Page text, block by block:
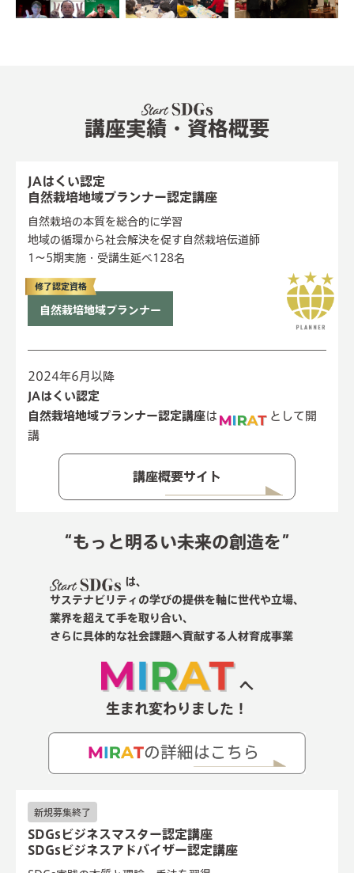
講座実績・資格概要
JAはくい認定
自然栽培地域プランナー認定講座
自然栽培の本質を総合的に学習
地域の循環から社会解決を促す自然栽培伝道師
1〜5期実施・受講生延べ128名
修了認定資格
自然栽培地域プランナー
2024年6月以降
JAはくい認定
自然栽培地域プランナー認定講座は
として開
講
講座概要サイト
“もっと明るい未来の創造を”
は、
サステナビリティの学びの提供を軸に世代や立場、
業界を超えて手を取り合い、
さらに具体的な社会課題へ貢献する人材育成事業
へ
生まれ変わりました！
新規募集終了
SDGsビジネスマスター認定講座
SDGsビジネスアドバイザー認定講座